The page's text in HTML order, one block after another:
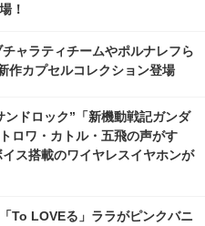
！
チャラティチームやポルナレフら
作カプセルコレクション登場
ンドロック”「新機動戦記ガンダ
ロワ・カトル・五飛の声がす
ス搭載のワイヤレスイヤホンが
To LOVEる」ララがピンクバニ